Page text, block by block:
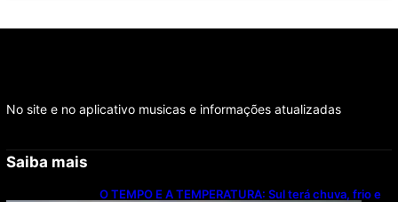
No site e no aplicativo musicas e informações atualizadas
Saiba mais
O TEMPO E A TEMPERATURA: Sul terá chuva, frio e